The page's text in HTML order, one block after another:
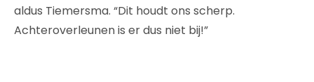
aldus Tiemersma. “Dit houdt ons scherp.
Achteroverleunen is er dus niet bij!”